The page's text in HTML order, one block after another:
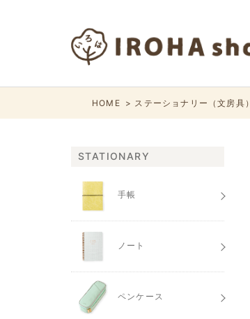
HOME ステーショナリー（文房具）
STATIONARY
手帳
ノート
ペンケース